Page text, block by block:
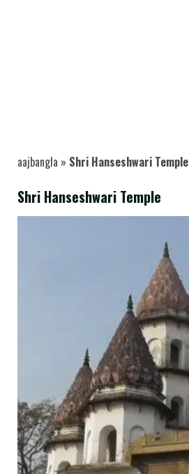
aajbangla » Shri Hanseshwari Temple
Shri Hanseshwari Temple